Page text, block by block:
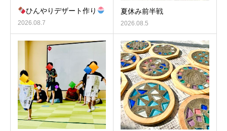
ひんやりデザート作り
2026.08.7
夏休み前半戦
2026.08.5